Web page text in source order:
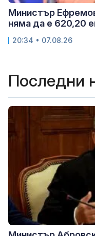
Министър
няма да е 620,20
20:34 • 07.08.26
Последни